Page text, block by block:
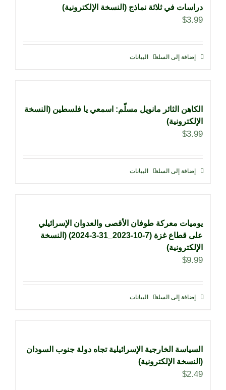
دراسات في ثلاثة نماذج (النسخة الإلكترونية)
$3.99
إضافة إلى السلة البيانات
الكاهن الثائر مانويل مسلّم: اسمعي يا فلسطين (النسخة
الإلكترونية)
$3.99
إضافة إلى السلة البيانات
يوميات معركة طوفان الأقصى والعدوان الإسرائيلي
على قطاع غزة (7-10-2023_31-3-2024) (النسخة
الإلكترونية)
$9.99
إضافة إلى السلة البيانات
السياسة الخارجية الإسرائيلية تجاه دولة جنوب السودان
(النسخة الإلكترونية)
$2.49